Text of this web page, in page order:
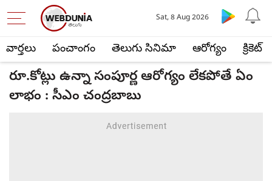
వార్తలు పంచాంగం తెలుగు సినిమా ఆరోగ్యం క్రికెట్
Sat, 8 Aug 2026
రూ.కోట్లు ఉన్నా సంపూర్ణ ఆరోగ్యం లేకపోతే ఏం
లాభం : సీఎం చంద్రబాబు